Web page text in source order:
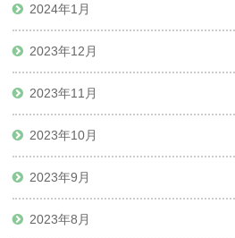
2024年1月
2023年12月
2023年11月
2023年10月
2023年9月
2023年8月